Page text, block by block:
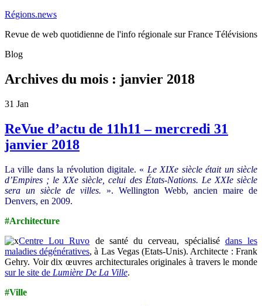
Régions.news
Revue de web quotidienne de l'info régionale sur France Télévisions
Blog
Archives du mois : janvier 2018
31 Jan
ReVue d’actu de 11h11 – mercredi 31
janvier 2018
La ville dans la révolution digitale. « Le XIXe siècle était un siècle
d’Empires ; le XXe siècle, celui des États-Nations. Le XXIe siècle
sera un siècle de villes. ». Wellington Webb, ancien maire de
Denvers, en 2009.
#Architecture
Centre Lou Ruvo de santé du cerveau, spécialisé dans les
maladies dégénératives, à Las Vegas (Etats-Unis). Architecte : Frank
Gehry. Voir dix œuvres architecturales originales à travers le monde
sur le site de Lumière De La Ville.
#Ville